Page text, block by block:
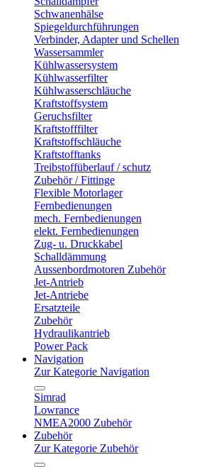
Schwanenhälse
Spiegeldurchführungen
Verbinder, Adapter und Schellen
Wassersammler
Kühlwassersystem
Kühlwasserfilter
Kühlwasserschläuche
Kraftstoffsystem
Geruchsfilter
Kraftstofffilter
Kraftstoffschläuche
Kraftstofftanks
Treibstoffüberlauf / schutz
Zubehör / Fittinge
Flexible Motorlager
Fernbedienungen
mech. Fernbedienungen
elekt. Fernbedienungen
Zug- u. Druckkabel
Schalldämmung
Aussenbordmotoren Zubehör
Jet-Antrieb
Jet-Antriebe
Ersatzteile
Zubehör
Hydraulikantrieb
Power Pack
Navigation
Zur Kategorie Navigation
Simrad
Lowrance
NMEA2000 Zubehör
Zubehör
Zur Kategorie Zubehör